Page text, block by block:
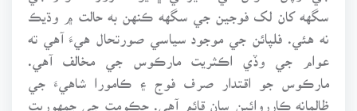
سگهه کان لک فوجين جي سگهه ڪنهن به حالت ۾ وڌيڪ
نه هئي. فلپائن جي موجود سياسي صورتحال هيءَ آهي ته
عوام جي وڏي اڪثريت مارڪوس جي مخالف آهي.
مارڪوس جو اقتدار صرف فوج ۽ ڪامورا شاهيءَ جي
ظالمانه ڪارروائين سان قائم آهي. حڪومت جي جمهوريت